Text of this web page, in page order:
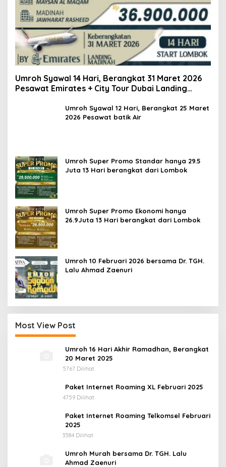
Umroh Syawal 14 Hari, Berangkat 31 Maret 2026
Pesawat Emirates + City Tour Dubai Landing
Umroh Syawal 12 Hari, Berangkat 25 Maret
2026 Pesawat batik Air
Umroh Super Promo Standar hanya 29.5
Juta 13 Hari berangkat dari Lombok
Umroh Super Promo Ekonomi hanya
26.9Juta 13 Hari berangkat dari Lombok
Umroh 10 Februari 2026 bersama Dr. TGH.
Lalu Ahmad Zaenuri
Most View Post
Umroh 16 Hari Akhir Ramadhan, Berangkat
20 Maret 2025
5767 Dilihat
Paket Internet Roaming XL Februari 2025
4759 Dilihat
Paket Internet Roaming Telkomsel Februari
2025
3584 Dilihat
Umroh Murah bersama Dr. TGH. Lalu
Ahmad Zaenuri